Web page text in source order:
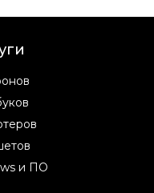
и ПО